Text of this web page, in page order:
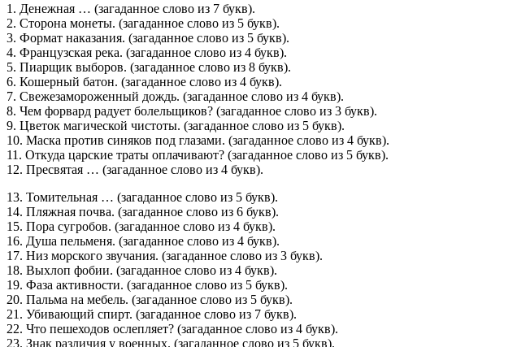
1. Денежная … (загаданное слово из 7 букв).
2. Сторона монеты. (загаданное слово из 5 букв).
3. Формат наказания. (загаданное слово из 5 букв).
4. Французская река. (загаданное слово из 4 букв).
5. Пиарщик выборов. (загаданное слово из 8 букв).
6. Кошерный батон. (загаданное слово из 4 букв).
7. Свежезамороженный дождь. (загаданное слово из 4 букв).
8. Чем форвард радует болельщиков? (загаданное слово из 3 букв).
9. Цветок магической чистоты. (загаданное слово из 5 букв).
10. Маска против синяков под глазами. (загаданное слово из 4 букв).
11. Откуда царские траты оплачивают? (загаданное слово из 5 букв).
12. Пресвятая … (загаданное слово из 4 букв).
13. Томительная … (загаданное слово из 5 букв).
14. Пляжная почва. (загаданное слово из 6 букв).
15. Пора сугробов. (загаданное слово из 4 букв).
16. Душа пельменя. (загаданное слово из 4 букв).
17. Низ морского звучания. (загаданное слово из 3 букв).
18. Выхлоп фобии. (загаданное слово из 4 букв).
19. Фаза активности. (загаданное слово из 5 букв).
20. Пальма на мебель. (загаданное слово из 5 букв).
21. Убивающий спирт. (загаданное слово из 7 букв).
22. Что пешеходов ослепляет? (загаданное слово из 4 букв).
23. Знак различия у военных. (загаданное слово из 5 букв).